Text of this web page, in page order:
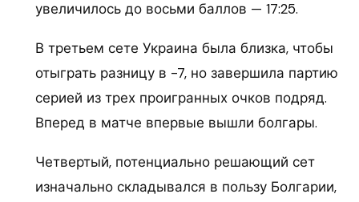
увеличилось до восьми баллов — 17:25.
В третьем сете Украина была близка, чтобы
отыграть разницу в -7, но завершила партию
серией из трех проигранных очков подряд.
Вперед в матче впервые вышли болгары.
Четвертый, потенциально решающий сет
изначально складывался в пользу Болгарии,